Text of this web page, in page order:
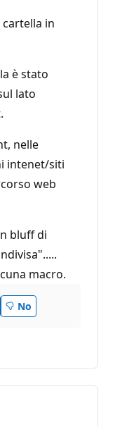
in
è stato
lato
nelle
intenet/siti
web
bluff di
macro.
No